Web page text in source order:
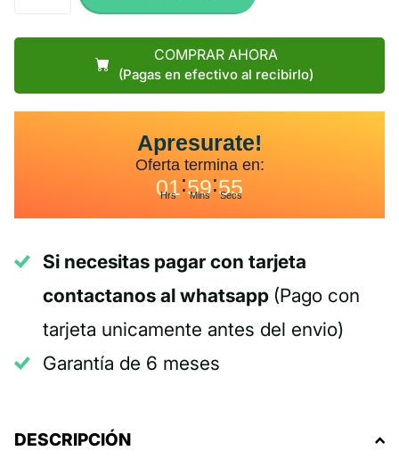
COMPRAR AHORA
(Pagas en efectivo al recibirlo)
Apresurate!
Oferta termina en:
01
Hrs :59
Mins :54
Secs
Si necesitas pagar con tarjeta
contactanos al whatsapp (Pago con
tarjeta unicamente antes del envio)
Garantía de 6 meses
DESCRIPCIÓN